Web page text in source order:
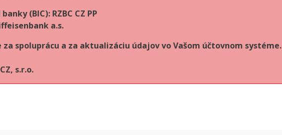
(BIC): RZBC CZ PP
a.s.
za spoluprácu a za aktualizáciu údajov vo Vašom účtovnom systéme.
s.r.o.